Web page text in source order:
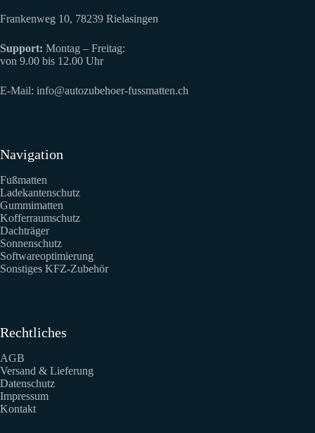
Frankenweg 10, 78239 Rielasingen
Support: Montag – Freitag:
von 9.00 bis 12.00 Uhr
E-Mail: info@autozubehoer-fussmatten.ch
Navigation
Fußmatten
Ladekantenschutz
Gummimatten
Kofferraumschutz
Dachträger
Sonnenschutz
Softwareoptimierung
Sonstiges KFZ-Zubehör
Rechtliches
AGB
Versand & Lieferung
Datenschutz
Impressum
Kontakt